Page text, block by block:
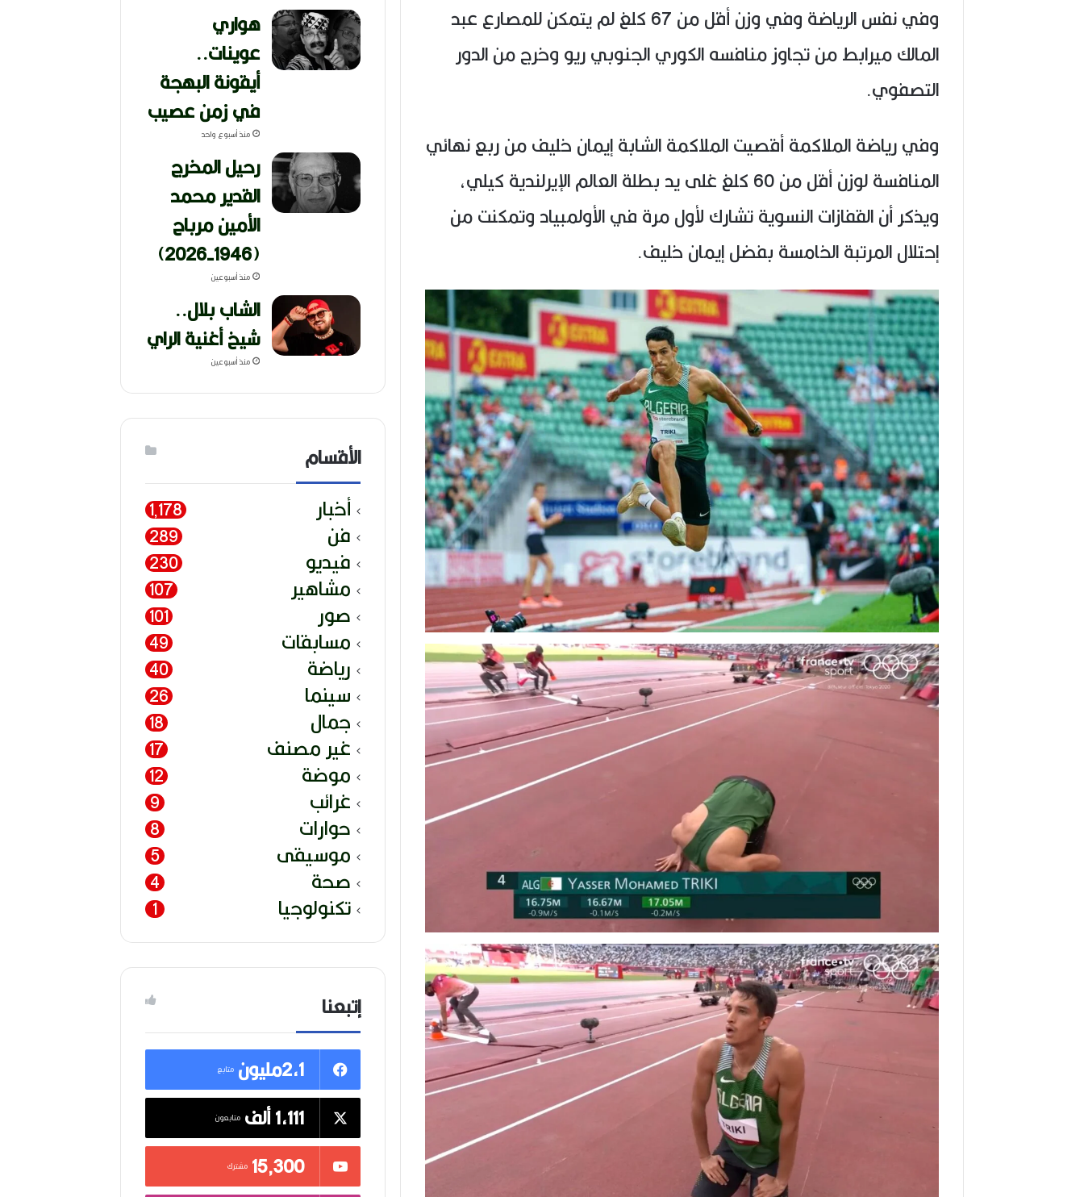
وفي نفس الرياضة وفي وزن أقل من 67 كلغ لم يتمكن للمصارع عبد
المالك ميرابط من تجاوز منافسه الكوري الجنوبي ريو وخرج من الدور
التصفوي.
وفي رياضة الملاكمة أقصيت الملاكمة الشابة إيمان خليف من ربع نهائي
المنافسة لوزن أقل من 60 كلغ غلى يد بطلة العالم الإيرلندية كيلي،
ويذكر أن القفازات النسوية تشارك لأول مرة في الأولمبياد وتمكنت من
إحتلال المرتبة الخامسة بفضل إيمان خليف.
هواري
عوينات..
أيقونة البهجة
في زمن عصيب
منذ أسبوع واحد
رحيل المخرج
القدير محمد
الأمين مرباح
(1946-2026)
منذ أسبوعين
الشاب بلال..
شيخ أغنية الراي
منذ أسبوعين
الأقسام
أخبار 1٬178
فن 289
فيديو 230
مشاهير 107
صور 101
مسابقات 49
رياضة 40
سينما 26
جمال 18
غير مصنف 17
موضة 12
غرائب 9
حوارات 8
موسيقى 5
صحة 4
تكنولوجيا 1
إتبعنا
2,1مليون
متابع
1,111 ألف متابعون
15٬300 مشترك